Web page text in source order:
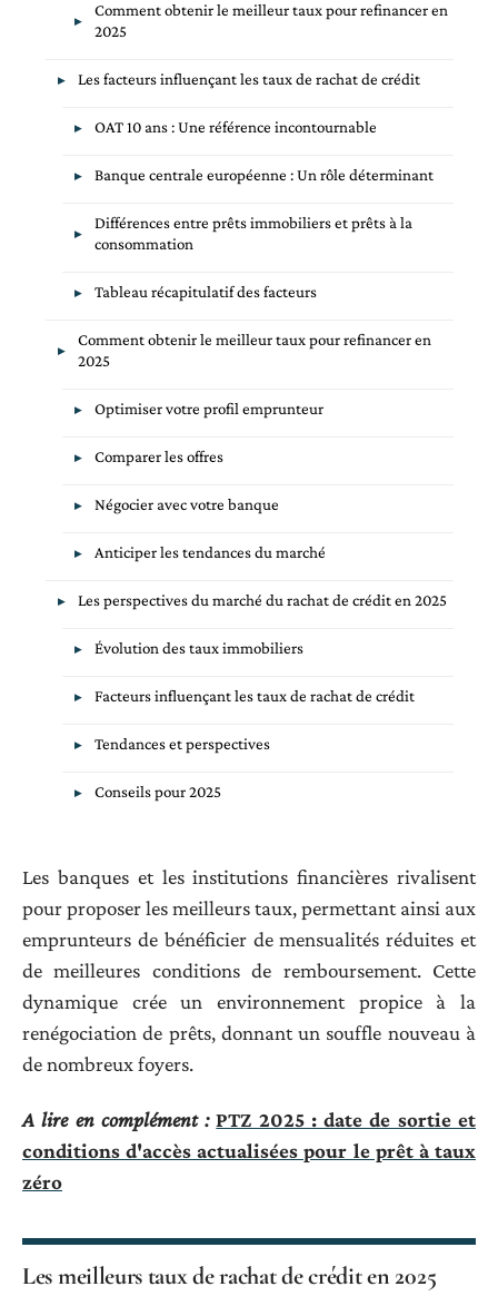
Comment obtenir le meilleur taux pour refinancer en
2025
Les facteurs influençant les taux de rachat de crédit
OAT 10 ans : Une référence incontournable
Banque centrale européenne : Un rôle déterminant
Différences entre prêts immobiliers et prêts à la
consommation
Tableau récapitulatif des facteurs
Comment obtenir le meilleur taux pour refinancer en
2025
Optimiser votre profil emprunteur
Comparer les offres
Négocier avec votre banque
Anticiper les tendances du marché
Les perspectives du marché du rachat de crédit en 2025
Évolution des taux immobiliers
Facteurs influençant les taux de rachat de crédit
Tendances et perspectives
Conseils pour 2025
Les banques et les institutions financières rivalisent
pour proposer les meilleurs taux, permettant ainsi aux
emprunteurs de bénéficier de mensualités réduites et
de meilleures conditions de remboursement. Cette
dynamique crée un environnement propice à la
renégociation de prêts, donnant un souffle nouveau à
de nombreux foyers.
A lire en complément : PTZ 2025 : date de sortie et
conditions d'accès actualisées pour le prêt à taux
zéro
Les meilleurs taux de rachat de crédit en 2025